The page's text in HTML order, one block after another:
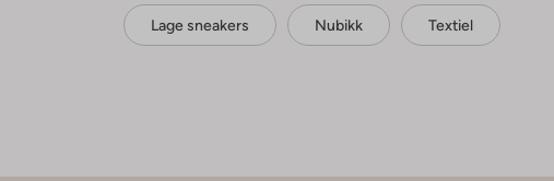
Lage sneakers Nubikk Textiel